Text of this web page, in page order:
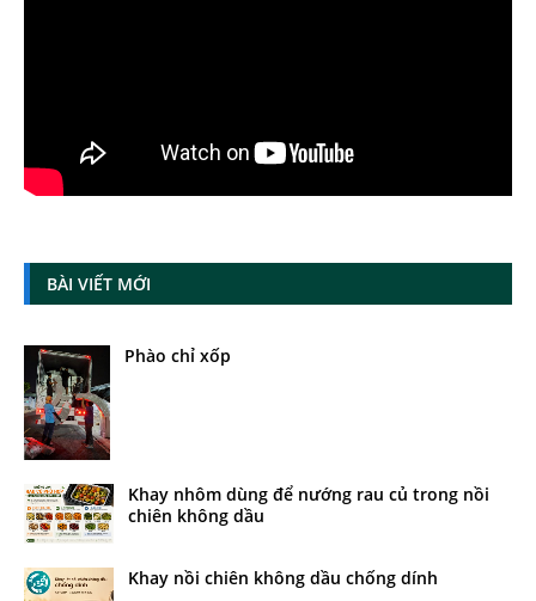
BÀI VIẾT MỚI
Phào chỉ xốp
Khay nhôm dùng để nướng rau củ trong nồi
chiên không dầu
Khay nồi chiên không dầu chống dính